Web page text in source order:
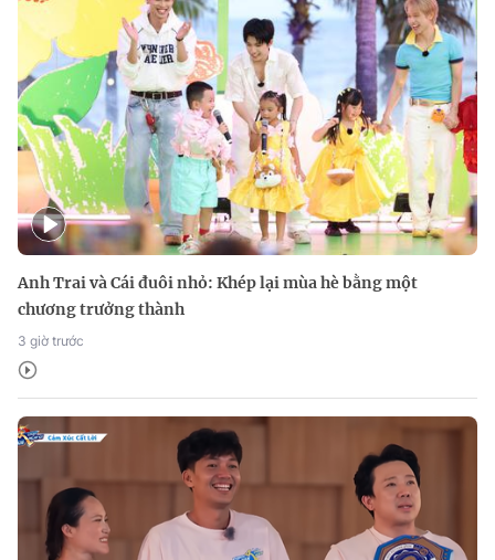
Anh Trai và Cái đuôi nhỏ: Khép lại mùa hè bằng một
chương trưởng thành
3 giờ trước